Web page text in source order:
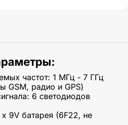
частот: 1 МГц - 7 ГГц
GSM, радио и GPS)
6 светодиодов
x 9V батарея (6F22, не